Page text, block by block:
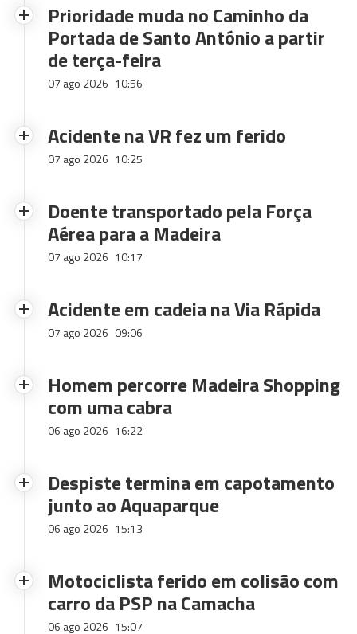
Prioridade muda no Caminho da
Portada de Santo António a partir
de terça-feira
07 ago 2026 10:56
Acidente na VR fez um ferido
07 ago 2026 10:25
Doente transportado pela Força
Aérea para a Madeira
07 ago 2026 10:17
Acidente em cadeia na Via Rápida
07 ago 2026 09:06
Homem percorre Madeira Shopping
com uma cabra
06 ago 2026 16:22
Despiste termina em capotamento
junto ao Aquaparque
06 ago 2026 15:13
Motociclista ferido em colisão com
carro da PSP na Camacha
06 ago 2026 15:07